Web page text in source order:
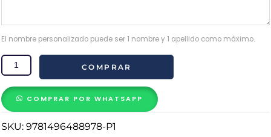
El nombre personalizado puede ser 1 nombre y 1 apellido como máximo.
Rosa
Primaveral
PERSONALIZADA
con
Nombre
+
Tabs
cantidad
COMPRAR
COMPRAR POR WHATSAPP
SKU: 9781496488978-P1